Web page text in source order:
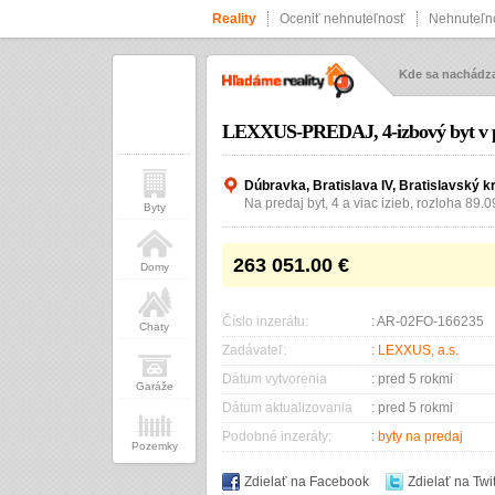
Reality Oceniť nehnuteľnosť
Kde sa
LEXXUS-PREDAJ, 4-izbový byt
Dúbravka, Bratislava IV, Bratislavský
Na predaj byt, 4 a viac izieb, rozloha
263 051.00 €
Číslo inzerátu:
: AR-02FO-166235
Zadávateľ:
: LEXXUS, a.s.
Dátum vytvorenia
: pred 5 rokmi
Dátum aktualizovania
: pred 5 rokmi
Podobné inzeráty:
: byty na predaj
Zdielať na Facebook Zdielať na
Byty
Domy
Chaty
Garáže
Pozemky